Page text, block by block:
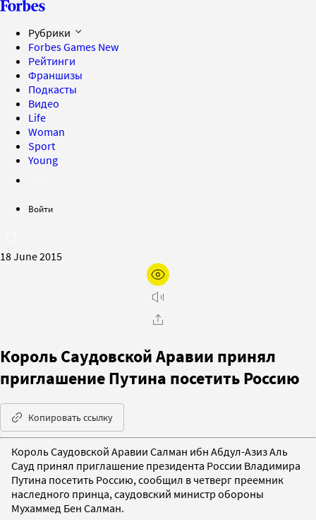
Рубрики
Forbes Games New
Рейтинги
Франшизы
Подкасты
Видео
Life
Woman
Sport
Young
Войти
18 June 2015
Король Саудовской Аравии принял
приглашение Путина посетить Россию
Копировать ссылку
Король Саудовской Аравии Салман ибн Абдул-Азиз Аль
Сауд принял приглашение президента России Владимира
Путина посетить Россию, сообщил в четверг преемник
наследного принца, саудовский министр обороны
Мухаммед Бен Салман.